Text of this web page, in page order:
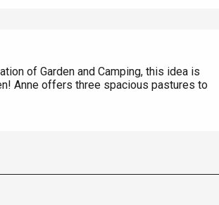
of Garden and Camping, this idea is
Anne offers three spacious pastures to